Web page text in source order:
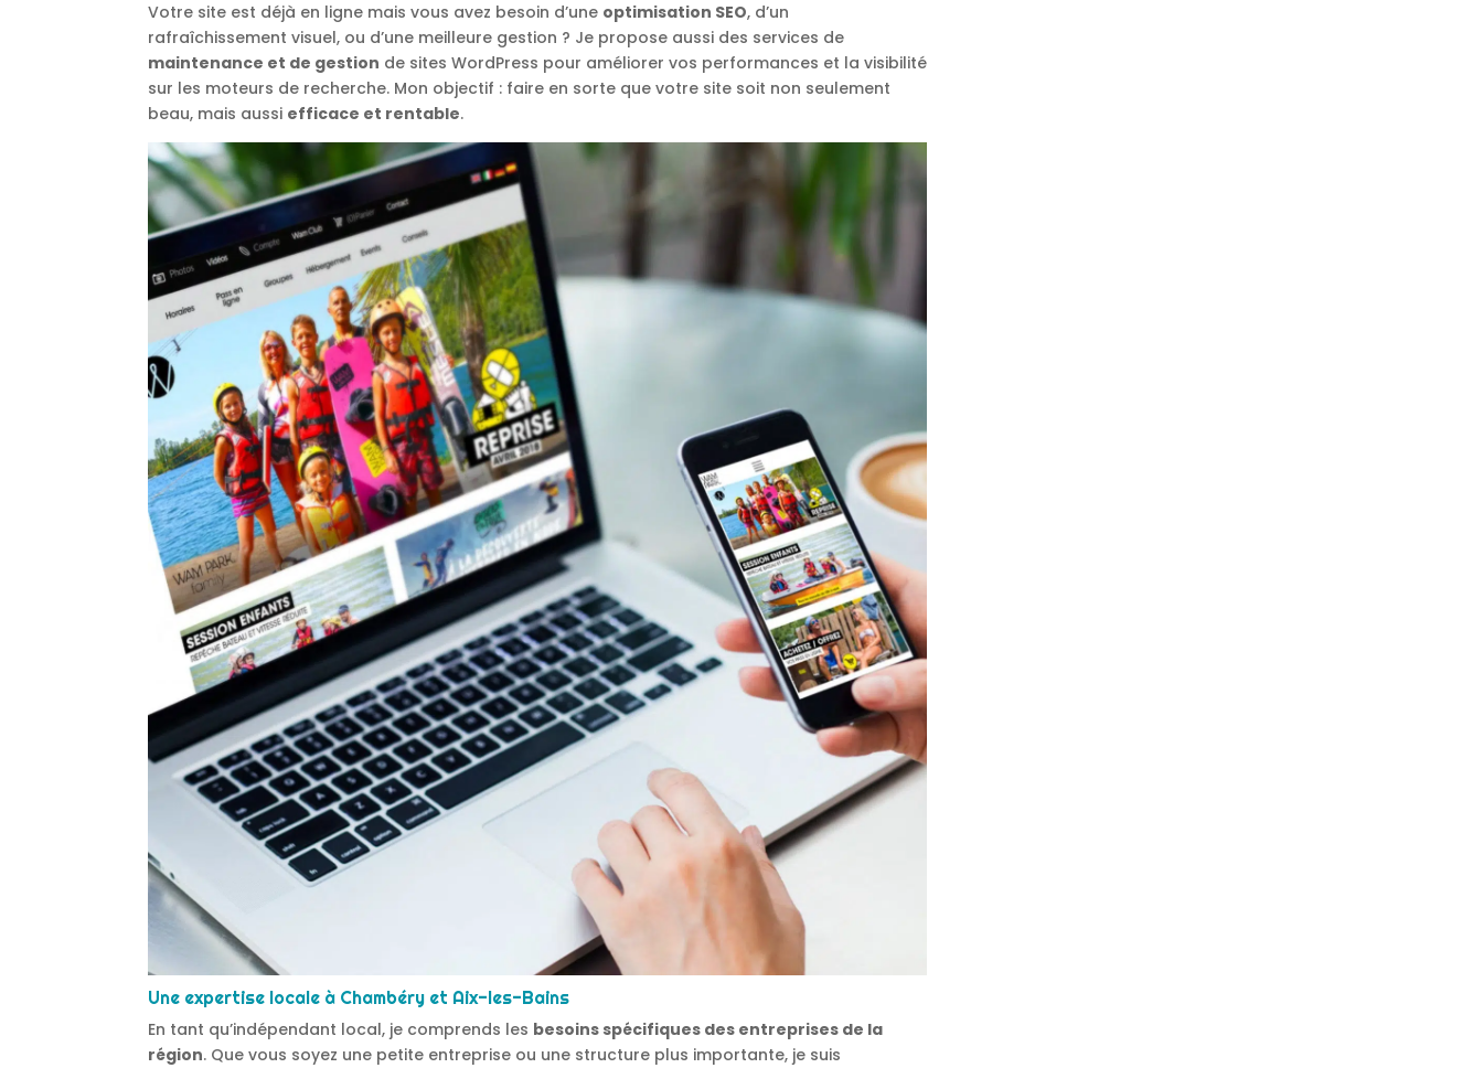
Votre site est déjà en ligne mais vous avez besoin d’une optimisation SEO, d’un
rafraîchissement visuel, ou d’une meilleure gestion ? Je propose aussi des services de
maintenance et de gestion de sites WordPress pour améliorer vos performances et la visibilité
sur les moteurs de recherche. Mon objectif : faire en sorte que votre site soit non seulement
beau, mais aussi efficace et rentable.
Une expertise locale à Chambéry et Aix-les-Bains
En tant qu’indépendant local, je comprends les besoins spécifiques des entreprises de la
région. Que vous soyez une petite entreprise ou une structure plus importante, je suis